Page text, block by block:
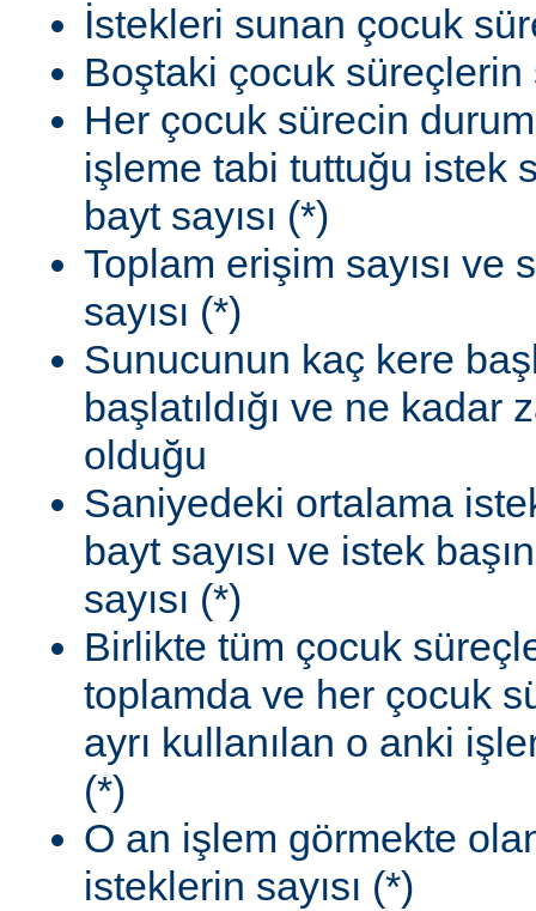
İstekleri sunan çocuk
Boştaki çocuk süreçlerin
Her çocuk sürecin
işleme tabi tuttuğu istek
bayt sayısı (*)
Toplam erişim sayısı ve
sayısı (*)
Sunucunun kaç kere
başlatıldığı ve ne kadar
olduğu
Saniyedeki ortalama
bayt sayısı ve istek
sayısı (*)
Birlikte tüm çocuk
toplamda ve her çocuk
ayrı kullanılan o anki
(*)
O an işlem görmekte
isteklerin sayısı (*)